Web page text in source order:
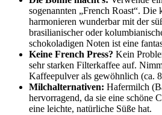
sogenannten „French Roast“. Die
harmonieren wunderbar mit der
brasilianischer oder
schokoladigen Noten ist eine
Keine French Press? Kein
sehr starken Filterkaffee auf.
Kaffeepulver als gewöhnlich (ca.
Milchalternativen: Hafermilch
hervorragend, da sie eine schöne
eine leichte, natürliche Süße hat.